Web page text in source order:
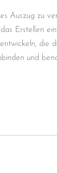
Auszug zu
Erstellen
die
und